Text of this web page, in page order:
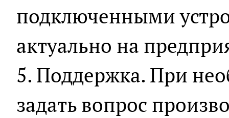
подключенными
актуально на
5. Поддержка. При
задать вопрос